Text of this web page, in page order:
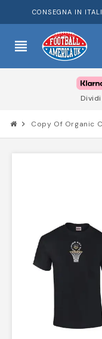
CONSEGNA IN
view_headline
chevron_right Copy Of Organic